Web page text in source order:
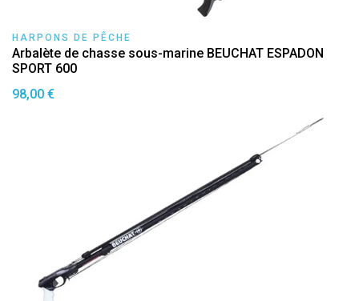
HARPONS DE PÊCHE
Arbalète de chasse sous-marine BEUCHAT ESPADON
SPORT 600
98,00 €